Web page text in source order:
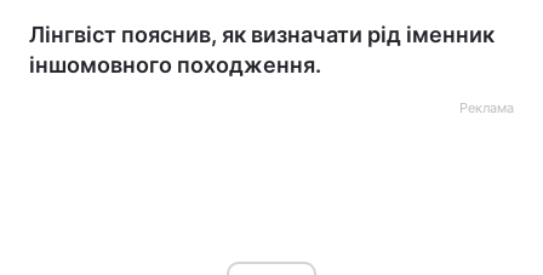
Лінгвіст пояснив, як визначати рід іменник
іншомовного походження.
Реклама